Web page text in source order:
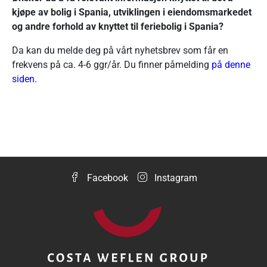
kjøpe av bolig i Spania, utviklingen i eiendomsmarkedet
og andre forhold av knyttet til feriebolig i Spania?
Da kan du melde deg på vårt nyhetsbrev som får en
frekvens på ca. 4-6 ggr/år. Du finner påmelding på denne
siden.
Facebook Instagram